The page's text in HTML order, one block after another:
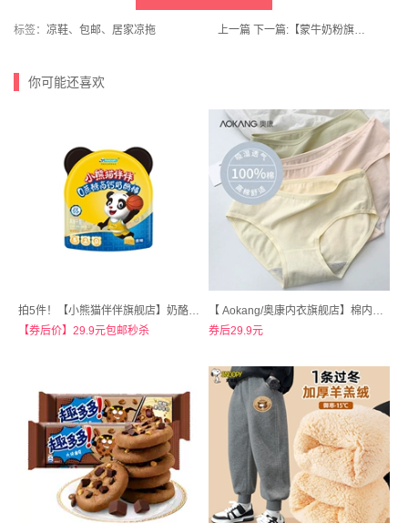
标签： 凉鞋、 包邮、 居家凉拖 上一篇 下一篇: 【蒙牛奶粉旗舰店】中老年低脂高钙高纤奶粉800g*2罐礼盒
你可能还喜欢
拍5件！【小熊猫伴伴旗舰店】奶酪棒共25支
【券后价】29.9元包邮秒杀
【 Aokang/奥康内衣旗舰店】棉内裤女士纯棉无痕3条
券后29.9元